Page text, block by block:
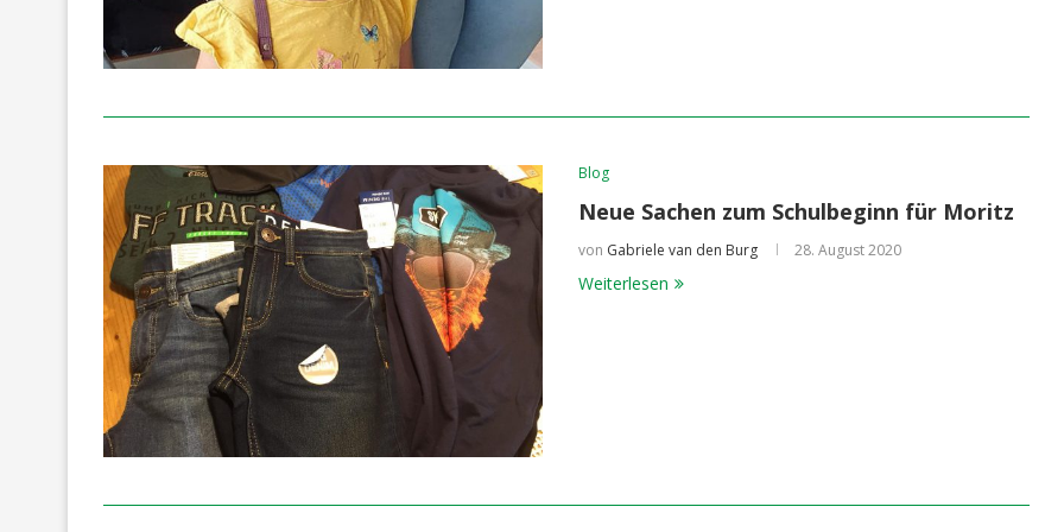
Blog
Neue Sachen zum Schulbeginn für Moritz
von Gabriele van den Burg 28. August 2020
Weiterlesen